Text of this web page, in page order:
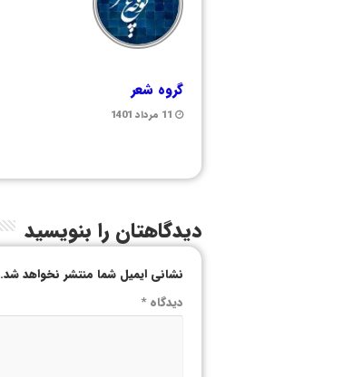
گروه شعر
11 مرداد 1401
دیدگاهتان را بنویسید
نشانی ایمیل شما منتشر نخواهد شد.
دیدگاه*